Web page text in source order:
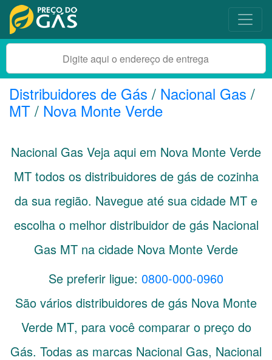
Distribuidores de Gás / Nacional Gas /
MT / Nova Monte Verde
Nacional Gas Veja aqui em Nova Monte Verde
MTtodos os distribuidores de gás de cozinha
da sua região. Navegue até sua cidade MT e
escolha o melhor distribuidor de gás Nacional
Gas MT na cidade Nova Monte Verde
Se preferir ligue: 0800-000-0960
São vários distribuidores de gás Nova Monte
Verde MT, para você comparar o preço do
Gás. Todas as marcas Nacional Gas, Nacional